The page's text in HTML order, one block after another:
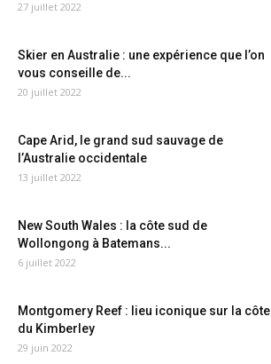
27 juillet 2022
Skier en Australie : une expérience que l’on
vous conseille de...
20 juillet 2022
Cape Arid, le grand sud sauvage de
l’Australie occidentale
13 juillet 2022
New South Wales : la côte sud de
Wollongong à Batemans...
6 juillet 2022
Montgomery Reef : lieu iconique sur la côte
du Kimberley
29 juin 2022